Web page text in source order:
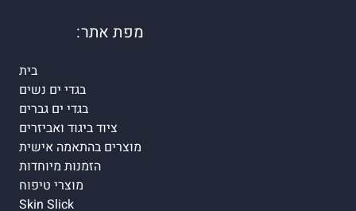
מפת אתר:
בית
בגדי ים נשים
בגדי ים גברים
ציוד ביגוד ואביזרים
מוצרים בהתאמה אישית
הזמנות מיוחדות
מוצרי טיפוח
Skin Slick